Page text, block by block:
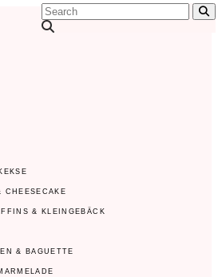
CHEESECAKE
& KLEINGEBÄCK
& BAGUETTE